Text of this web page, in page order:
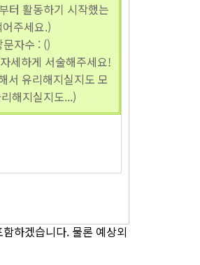
터 활동하기 시작했는
어주세요.)
자수 : ()
세하게 서술해주세요!
서 유리해지실지도 모
해지실지도...)
하겠습니다. 물론 예상외